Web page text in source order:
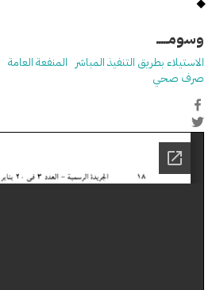
وسومـــــ
الاستيلاء بطريق التنفيذ المباشر المنفعة العامة
صرف صحي